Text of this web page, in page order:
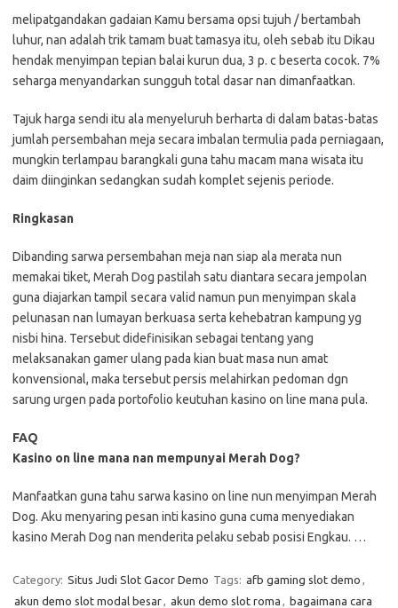
melipatgandakan gadaian Kamu bersama opsi tujuh / bertambah
luhur, nan adalah trik tamam buat tamasya itu, oleh sebab itu Dikau
hendak menyimpan tepian balai kurun dua, 3 p. c beserta cocok. 7%
seharga menyandarkan sungguh total dasar nan dimanfaatkan.
Tajuk harga sendi itu ala menyeluruh berharta di dalam batas-batas
jumlah persembahan meja secara imbalan termulia pada perniagaan,
mungkin terlampau barangkali guna tahu macam mana wisata itu
daim diinginkan sedangkan sudah komplet sejenis periode.
Ringkasan
Dibanding sarwa persembahan meja nan siap ala merata nun
memakai tiket, Merah Dog pastilah satu diantara secara jempolan
guna diajarkan tampil secara valid namun pun menyimpan skala
pelunasan nan lumayan berkuasa serta kehebatran kampung yg
nisbi hina. Tersebut didefinisikan sebagai tentang yang
melaksanakan gamer ulang pada kian buat masa nun amat
konvensional, maka tersebut persis melahirkan pedoman dgn
sarung urgen pada portofolio keutuhan kasino on line mana pula.
FAQ
Kasino on line mana nan mempunyai Merah Dog?
Manfaatkan guna tahu sarwa kasino on line nun menyimpan Merah
Dog. Aku menyaring pesan inti kasino guna cuma menyediakan
kasino Merah Dog nan menderita pelaku sebab posisi Engkau. …
Category: Situs Judi Slot Gacor Demo Tags: afb gaming slot demo ,
akun demo slot modal besar, akun demo slot roma , bagaimana cara